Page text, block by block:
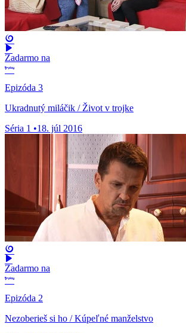
Zadarmo na
Epizóda 3
Ukradnutý miláčik / Život v trojke
Séria 1 •18. júl 2016
Zadarmo na
Epizóda 2
Nezoberieš si ho / Kúpeľné manželstvo